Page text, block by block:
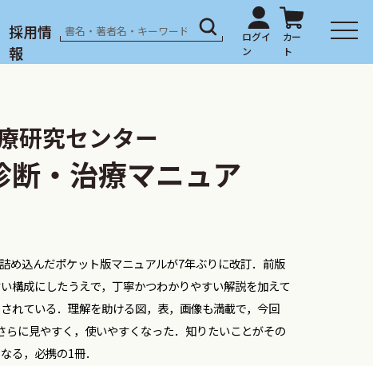
採用情
報
研究センター
・治療マニュア
め込んだポケット版マニュアルが7年ぶりに改訂．前版
構成にしたうえで，丁寧かつわかりやすい解説を加えて
れている．理解を助ける図，表，画像も満載で，今回
に見やすく，使いやすくなった．知りたいことがその
る，必携の1冊．